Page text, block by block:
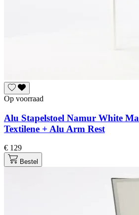
Op voorraad
Alu Stapelstoel Namur White
Textilene + Alu Arm Rest
€ 129
Bestel